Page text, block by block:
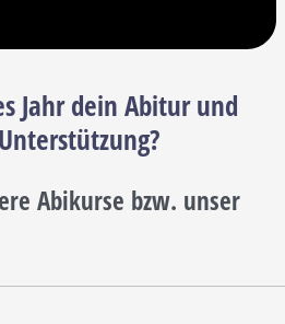
Jahr dein Abitur und
Abikurse bzw. unser